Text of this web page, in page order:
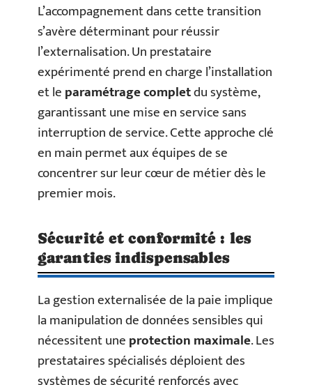
L’accompagnement dans cette transition
s’avère déterminant pour réussir
l’externalisation. Un prestataire
expérimenté prend en charge l’installation
et leparamétrage completdu système,
garantissant une mise en service sans
interruption de service. Cette approche clé
en main permet aux équipes de se
concentrer sur leur cœur de métier dès le
premier mois.
Sécurité et conformité : les
garanties indispensables
La gestion externalisée de la paie implique
la manipulation de données sensibles qui
nécessitent uneprotection maximale. Les
prestataires spécialisés déploient des